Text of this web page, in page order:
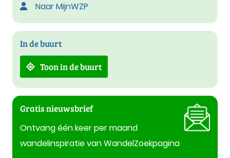
Naar MijnWZP
In de buurt
Toon in de buurt
Gratis nieuwsbrief
Ontvang één keer per maand
wandelinspiratie van WandelZoekpagina